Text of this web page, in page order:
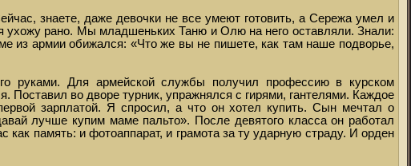
знаете, даже девочки не все умеют готовить, а Сережа умел и
ухожу рано. Мы младшеньких Таню и Олю на него оставляли. Знали:
из армии обижался: «Что же вы не пишете, как там наше подворье,
руками. Для армейской службы получил профессию в курском
во дворе турник, упражнялся с гирями, гантелями. Каждое
зарплатой. Я спросил, а что он хотел купить. Сын мечтал о
лучше купим маме пальто». После девятого класса он работал
память: и фотоаппарат, и грамота за ту ударную страду. И орден